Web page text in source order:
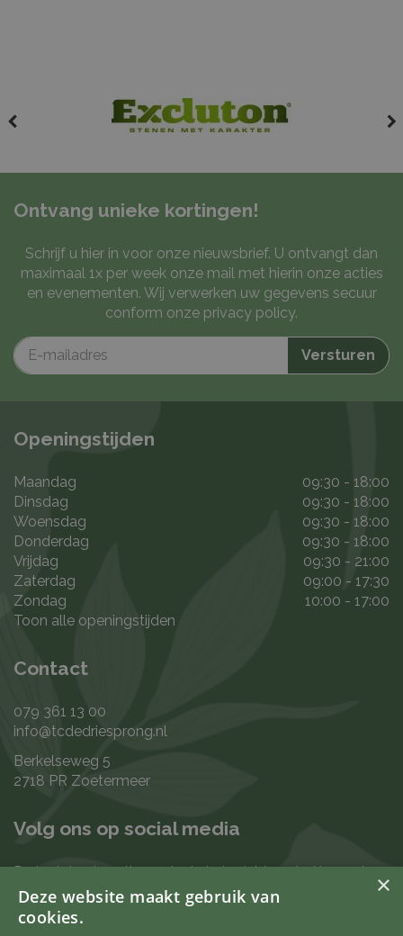
Ontvang unieke kortingen!
Schrijf u hier in voor onze nieuwsbrief. U ontvangt dan
maximaal 1x per week onze mail met hierin onze acties
en evenementen. Wij verwerken uw gegevens secuur
conform onze privacy policy.
Openingstijden
Maandag
09:30 - 18:00
Dinsdag
09:30 - 18:00
Woensdag
09:30 - 18:00
Donderdag
09:30 - 18:00
Vrijdag
09:30 - 21:00
Zaterdag
09:00 - 17:30
Zondag
10:00 - 17:00
Toon alle openingstijden
Contact
079 361 13 00
info@tcdedriesprong.nl
Berkelseweg 5
2718 PR Zoetermeer
Volg ons op social media
De laatste nieuwtjes en leukste berichten vind je op de
de volgende kanalen:
×
Deze website maakt gebruik van
cookies.